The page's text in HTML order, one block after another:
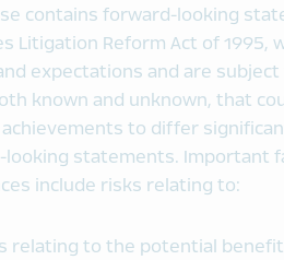
contains forward-looking
Litigation Reform Act of 1995,
expectations and are
known and unknown, that
to differ
looking statements. Important
include risks relating to:
relating to the potential